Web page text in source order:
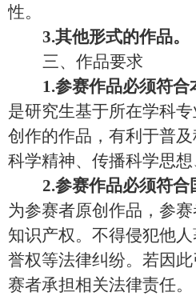
性。
3.其他形式的作品。
三、作品要求
1.参赛作品必须符合
是研究生基于所在学科
创作的作品，有利于普
科学精神、传播科学思
2.参赛作品必须符合
为参赛者原创作品，参
知识产权。 不得侵犯他
誉权等法律纠纷。 若因
赛者承担相关法律责任。